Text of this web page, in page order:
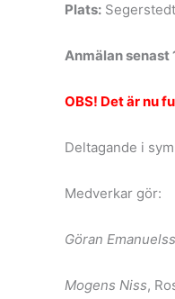
Plats:
Anmälan senast
OBS! Det är nu
Deltagande i
Medverkar gör:
Göran
Mogens Niss,